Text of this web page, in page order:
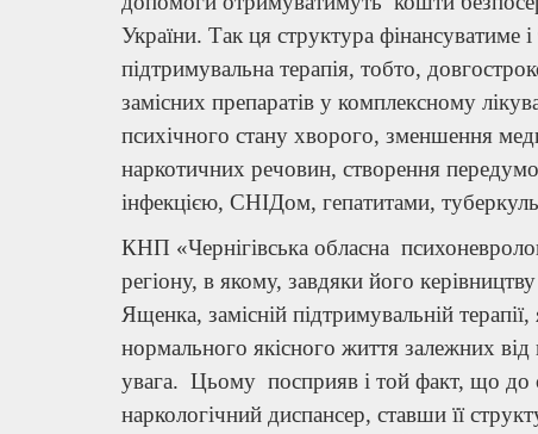
України. Так ця структура фінансуватиме
підтримувальна терапія, тобто,
замісних препаратів у комплексному
психічного стану хворого, зменшення
наркотичних речовин, створення
інфекцією, СНІДом, гепатитами,
КНП «Чернігівська обласна
регіону, в якому, завдяки його
Ященка, замісній підтримувальній
нормального якісного життя залежних
увага. Цьому посприяв і той факт, що до
наркологічний диспансер, ставши її